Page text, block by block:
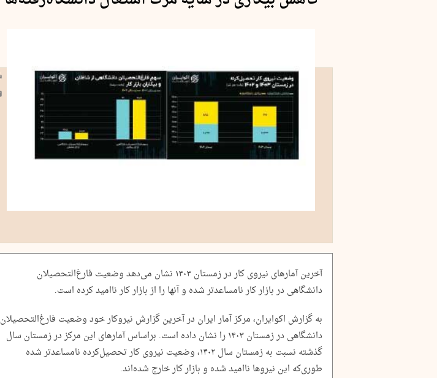
آخرین آمارهای نیروی کار در زمستان ۱۴۰۳ نشان می‌دهد وضعیت فارغ‌التحصیلان
دانشگاهی در بازار کار نامساعدتر شده و آنها را از بازار کار ناامید کرده است.
به گزارش اکوایران، مرکز آمار ایران در آخرین گزارش نیروکار خود وضعیت فارغ‌التحصیلان
دانشگاهی در زمستان ۱۴۰۳ را نشان داده است. براساس آمارهای این مرکز در زمستان سال
گذشته نسبت به زمستان سال ۱۴۰۲، وضعیت نیروی کار تحصیل‌کرده نامساعدتر شده
طوری‌که این نیروها ناامید شده و بازار کار خارج شده‌اند.